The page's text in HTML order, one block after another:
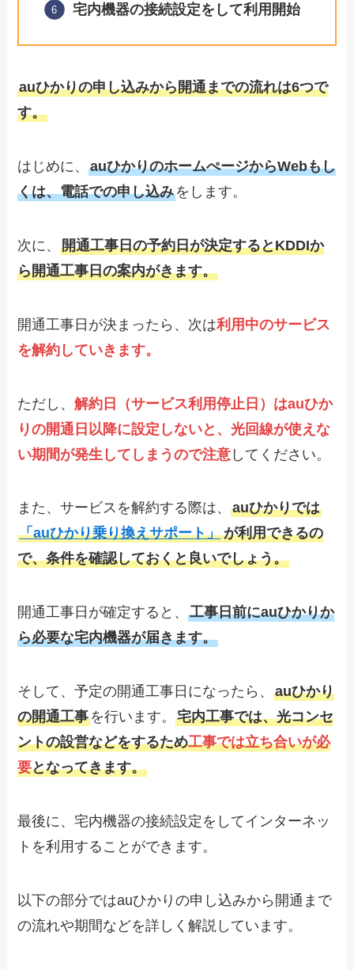
宅内機器の接続設定をして利用開始
auひかりの申し込みから開通までの流れは6つで
す。
はじめに、auひかりのホームぺージからWebもし
くは、電話での申し込みをします。
次に、開通工事日の予約日が決定するとKDDIか
ら開通工事日の案内がきます。
開通工事日が決まったら、次は利用中のサービス
を解約していきます。
ただし、解約日（サービス利用停止日）はauひか
りの開通日以降に設定しないと、光回線が使えな
い期間が発生してしまうので注意 してください。
また、サービスを解約する際は、auひかりでは
「auひかり乗り換えサポート」 が利用できるの
で、条件を確認しておくと良いでしょう。
開通工事日が確定すると、工事日前にauひかりか
ら必要な宅内機器が届きます。
そして、予定の開通工事日になったら、auひかり
の開通工事を行います。宅内工事では、光コンセ
ントの設営などをするため工事では立ち合いが必
要となってきます。
最後に、宅内機器の接続設定をしてインターネッ
トを利用することができます。
以下の部分ではauひかりの申し込みから開通まで
の流れや期間などを詳しく解説しています。